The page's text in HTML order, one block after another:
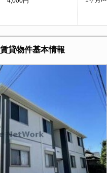
貸物件基本情報